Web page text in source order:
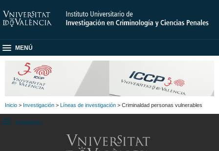
MENÚ
Inicio > Investigación > Líneas de investigación > Criminaldad personas vulnerables
SUBMENU